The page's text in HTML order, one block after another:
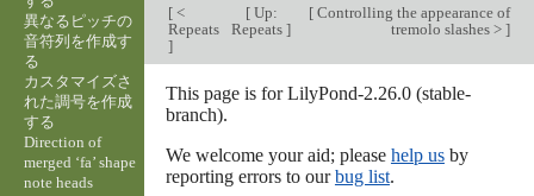
[<
Repeats
]
[Up:
Repeats]
[Controlling the appearance of
tremolo slashes > ]
This page is for LilyPond-2.26.0 (stable-
branch).
We welcome your aid; please help usby
reporting errors to ourbug list.
異なるピッチの
音符列を作成す
る
カスタマイズさ
れた調号を作成
する
Direction of
merged ‘fa’ shape
note heads